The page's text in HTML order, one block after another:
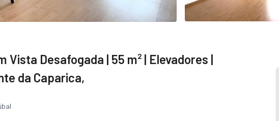
Vista Desafogada | 55 m² | Elevadores |
da Caparica,